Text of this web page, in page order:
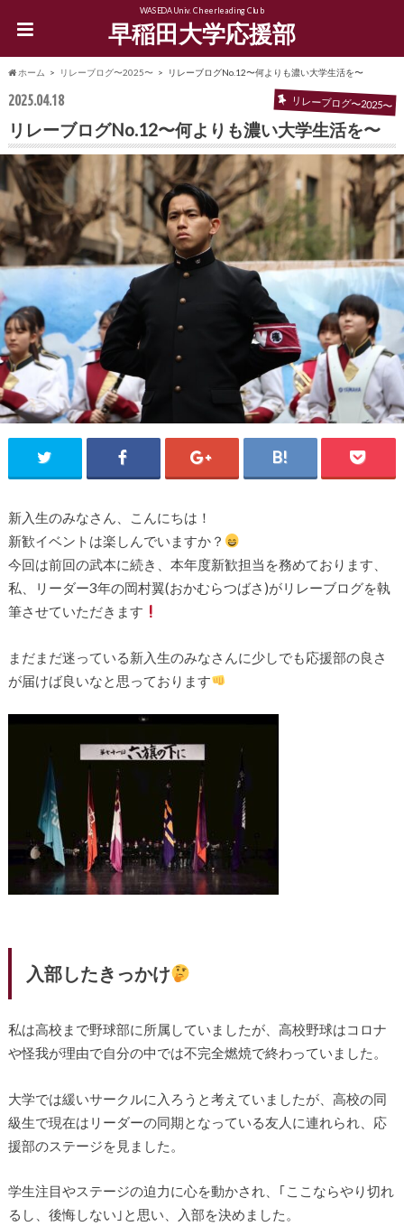
WASEDA Univ. Cheerleading Club
早稲田大学応援部
ホーム リレーブログ〜2025〜 リレーブログNo.12〜何よりも濃い大学生活を〜
2025.04.18 リレーブログ〜2025〜
リレーブログNo.12〜何よりも濃い大学生活を〜
新入生のみなさん、こんにちは！
新歓イベントは楽しんでいますか？
今回は前回の武本に続き、本年度新歓担当を務めております、
私、リーダー3年の岡村翼(おかむらつばさ)がリレーブログを執
筆させていただきます
まだまだ迷っている新入生のみなさんに少しでも応援部の良さ
が届けば良いなと思っております
入部したきっかけ
私は高校まで野球部に所属していましたが、高校野球はコロナ
や怪我が理由で自分の中では不完全燃焼で終わっていました。
大学では緩いサークルに入ろうと考えていましたが、高校の同
級生で現在はリーダーの同期となっている友人に連れられ、応
援部のステージを見ました。
学生注目やステージの迫力に心を動かされ、｢ここならやり切れ
るし、後悔しない｣と思い、入部を決めました。